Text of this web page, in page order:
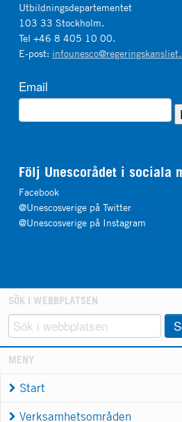
Utbildningsdepartementet
103 33 Stockholm.
Tel +46 8 405 10 00.
E-post:
Email
Följ Unescorådet i sociala
Facebook
@Unescosverige på Twitter
@Unescosverige på Instagram
SÖK I WEBBPLATSEN
MENY
Start
Verksamhetsområden